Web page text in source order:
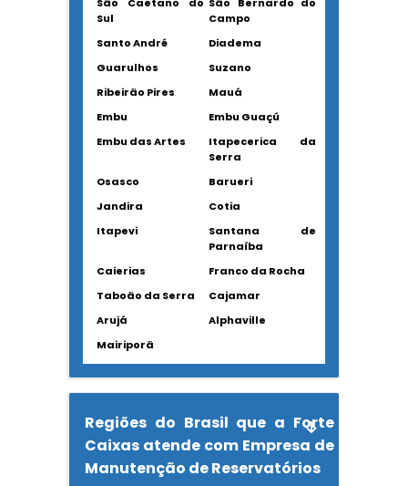
Sul
Campo
Santo André
Diadema
Guarulhos
Suzano
Ribeirão Pires
Mauá
Embu
Embu Guaçú
Embu das Artes
Itapecerica da
Serra
Osasco
Barueri
Jandira
Cotia
Itapevi
Santana de
Parnaíba
Caierias
Franco da Rocha
Taboão da Serra
Cajamar
Arujá
Alphaville
Mairiporã
Regiões do Brasil que a Forte
Caixas atende com Empresa de
Manutenção de Reservatórios